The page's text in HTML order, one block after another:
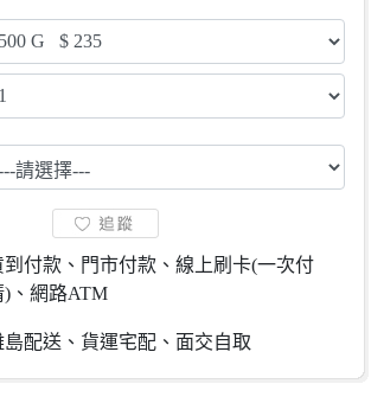
到付款、門市付款、線上刷卡(一次付
)、網路ATM
島配送、貨運宅配、面交自取